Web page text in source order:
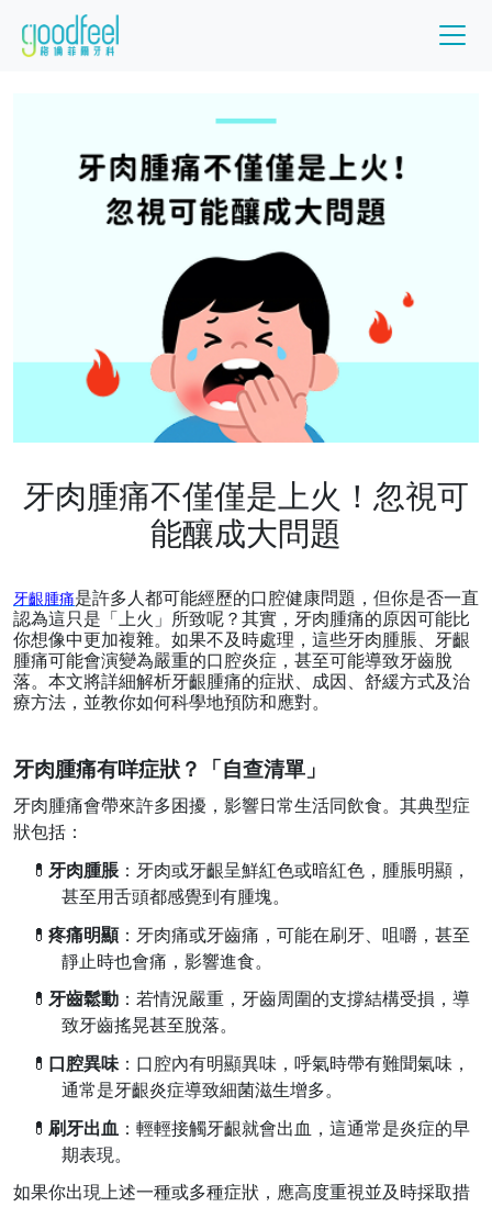
牙肉腫痛不僅僅是上火！忽視可
能釀成大問題
牙齦腫痛是許多人都可能經歷的口腔健康問題，但你是否一直
認為這只是「上火」所致呢？其實，牙肉腫痛的原因可能比
你想像中更加複雜。如果不及時處理，這些牙肉腫脹、牙齦
腫痛可能會演變為嚴重的口腔炎症，甚至可能導致牙齒脫
落。本文將詳細解析牙齦腫痛的症狀、成因、舒緩方式及治
療方法，並教你如何科學地預防和應對。
牙肉腫痛有咩症狀？「自查清單」
牙肉腫痛會帶來許多困擾 ，影響日常生活同飲食。其典型症
狀包括：
💊 牙肉腫脹 ：牙肉或牙齦呈鮮紅色或暗紅色，腫脹明顯，
甚至用舌頭都感覺到有腫塊。
💊 疼痛明顯：牙肉痛或牙齒痛，可能在刷牙、咀嚼， 甚至
靜止時也會痛，影響進食。
💊 牙齒鬆動 ： 若情況嚴重，牙齒周圍的支撐結構受損，導
致牙齒搖晃甚至脫落。
💊 口腔異味 ：口腔內有明顯異味，呼氣時帶有難聞氣味，
通常是牙齦炎症導致細菌滋生增多。
💊 刷牙出血 ：輕輕接觸牙齦就會出血， 這通常是炎症的早
期表現 。
如果你出現上述一種或多種症狀， 應高度重視並及時採取措